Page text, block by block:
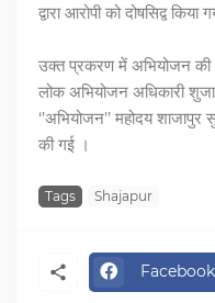
द्वारा आरोपी को दोषसिद्व किया
उक्त प्रकरण में अभियोजन की
लोक अभियोजन अधिकारी
‘’अभियोजन’’ महोदय
की गई ।
Tags Shajapur
Facebook